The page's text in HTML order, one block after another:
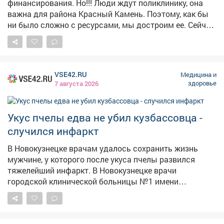
высокие дозы витамина С спровоцируют накопление
токсичного железа в печени. «Витамин С из пищи не
требует контроля дозы. А вот регулярный приём
аптечных высоких доз «для профилактики» без
реального дефицита - это не забота о здоровье, а
осторожным надо быть людям с мочекаменной
болезнью или предрасположенностью к ней,
гемохроматозом», - заключает врач. ...
финансирования. Но!!! Люди ждут поликлинику, она
важна для района Красный Камень. Поэтому, как бы
ни было сложно с ресурсами, мы достроим ее. Сейчас
строители ведут внутреннюю отделку, начали
благоустройство территории. Медицинское
Главная задача - ввести поликлинику в эксплуатацию
как можно быстрее.
VSE42.RU
7 августа 2026
Медицина и
здоровье
Укус пчелы едва не убил кузбассовца -
случился инфаркт
В Новокузнецке врачам удалось сохранить жизнь
мужчине, у которого после укуса пчелы развился
тяжелейший инфаркт. В Новокузнецке врачи
городской клинической больницы №1 имени
Курбатова спасли мужчину, у которого после укуса
пчелы развился обширный инфаркт. Как рассказал